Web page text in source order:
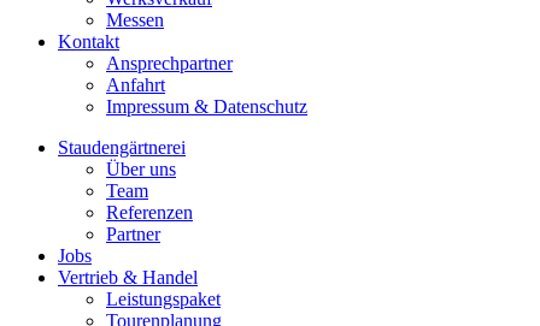
Messen
Kontakt
Ansprechpartner
Anfahrt
Impressum & Datenschutz
Staudengärtnerei
Über uns
Team
Referenzen
Partner
Jobs
Vertrieb & Handel
Leistungspaket
Tourenplanung